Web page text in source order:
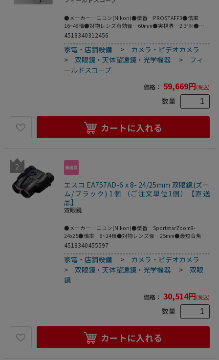
●メーカー…ニコン(Nikon)●型番…PROSTAFF3●倍率…
16~48倍●対物レンズ有効径…60mm●実視界…2.3°※●見
掛け視界…35.6°(36.8°)※●1000m先における視界…40m※●
ひとみ径…3.8mm※●明るさ…14.4※●アイレリーフ…
19.0mm※●最短合焦距離…10.0m●サイズ(長さ×幅)…
313×74mm(本体のみ)●重量…620g●※の仕様は16倍時(最
短合焦距離:調節をしていない正視眼の場合)●三脚､キャリ
ーバック付●16~48倍ズームレンズ一体型､ダハプリズム採
コーティングを施し､明るい視界を実現｡●本体内部に窒素ガ
スを充填した機密性に優れた防水・防塵構造●手に馴染みや
すい､ラバーコートボディー●めがねを掛けたままでも見や
4518340312456
家電・店舗設備 > カメラ・ビデオカメラ
>双眼鏡・天体望遠鏡・光学機器 > フィ
ールドスコープ
価格： 59,669円(税込)
数量
カートに入れる
2
エスコ EA757AD-6 x 8- 24/25mm 双眼鏡(ズー
ム/ブラック) 1個 （ご注文単位1個）【直送
品】
双眼鏡
●メーカー…ニコン(Nikon)●型番…SportstarZoom8-
24x25●倍率…8~24倍●対物レンズ径…25mm●最短合焦距
離…4.0m●実視界…4.6°(8倍時)●明るさ…9.6(8倍時)●サイ
ズ(mm)…109(W)×51(D)×123(H)●重量…305g●付属品…
接眼キャップ､ケース､吊りひも●カラー…ブラック●ひとみ
径…3.1mm(8倍時)●1000mにおける視界…80m(8倍時)●ア
イレリーフ…13.0mm(8倍時)●見掛視界…35.6°(8倍時)●眼
幅調整範囲…56-72mm●コンパクトな3倍ズーム双眼鏡
選べるズーム倍率｡●気軽に持ち歩けて､長時間でも疲れにく
い小型・軽量タイプの3倍ズーム双眼鏡です｡●スポーツ観戦
なら屋内・屋外を問わず､手ブレしにくい8倍から12倍がお
ズームなら､応援する選手のプレーはもちろん､その時々の表
情も見ることができます｡●光が少なく視界が見えづらくな
4518340455597
家電・店舗設備 > カメラ・ビデオカメラ
>双眼鏡・天体望遠鏡・光学機器 >双眼
鏡
価格： 30,514円(税込)
数量
カートに入れる